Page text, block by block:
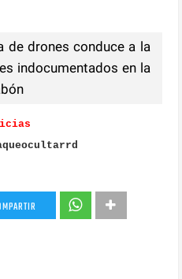
de drones conduce a la
indocumentados en la